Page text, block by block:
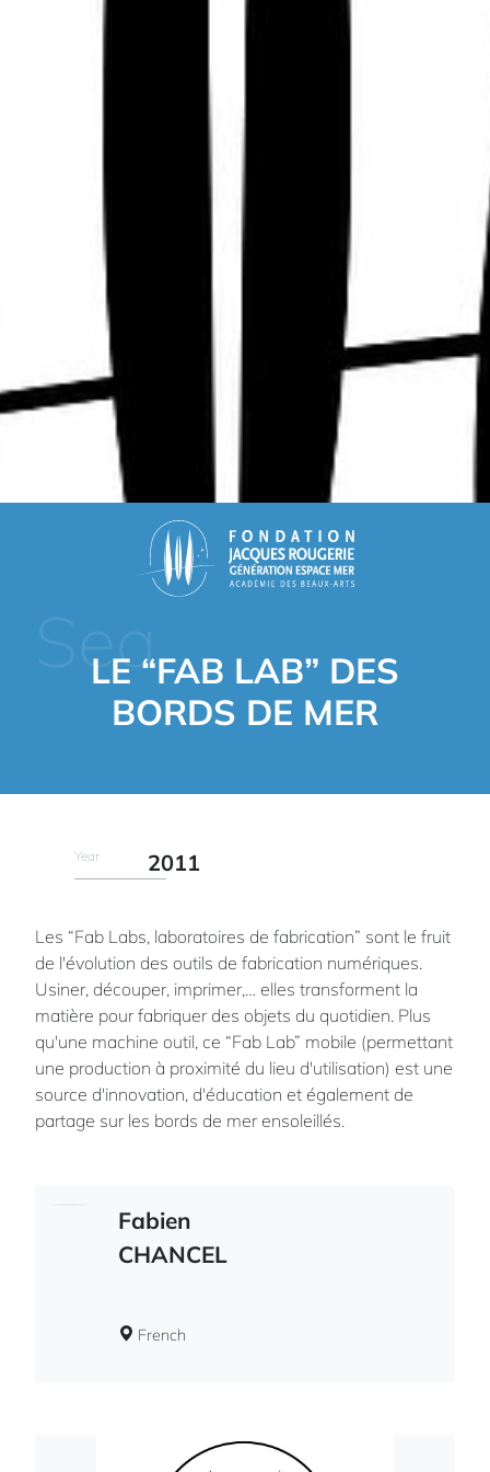
Sea
LE “FAB LAB” DES
BORDS DE MER
Year 2011
Les “Fab Labs, laboratoires de fabrication” sont le fruit
de l'évolution des outils de fabrication numériques.
Usiner, découper, imprimer,… elles transforment la
matière pour fabriquer des objets du quotidien. Plus
qu'une machine outil, ce “Fab Lab” mobile (permettant
une production à proximité du lieu d'utilisation) est une
source d'innovation, d'éducation et également de
partage sur les bords de mer ensoleillés.
Fabien
CHANCEL
French